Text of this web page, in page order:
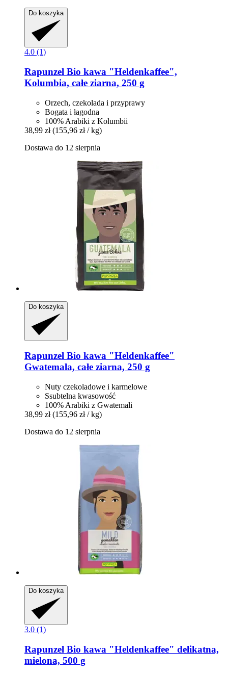
Do koszyka
4.0 (1)
Rapunzel Bio kawa "Heldenkaffee",
Kolumbia, całe ziarna, 250 g
Orzech, czekolada i przyprawy
Bogata i łagodna
100% Arabiki z Kolumbii
38,99 zł (155,96 zł / kg)
Dostawa do 12 sierpnia
Do koszyka
Rapunzel Bio kawa "Heldenkaffee"
Gwatemala, całe ziarna, 250 g
Nuty czekoladowe i karmelowe
Ssubtelna kwasowość
100% Arabiki z Gwatemali
38,99 zł (155,96 zł / kg)
Dostawa do 12 sierpnia
Do koszyka
3.0 (1)
Rapunzel Bio kawa "Heldenkaffee" delikatna,
mielona, 500 g